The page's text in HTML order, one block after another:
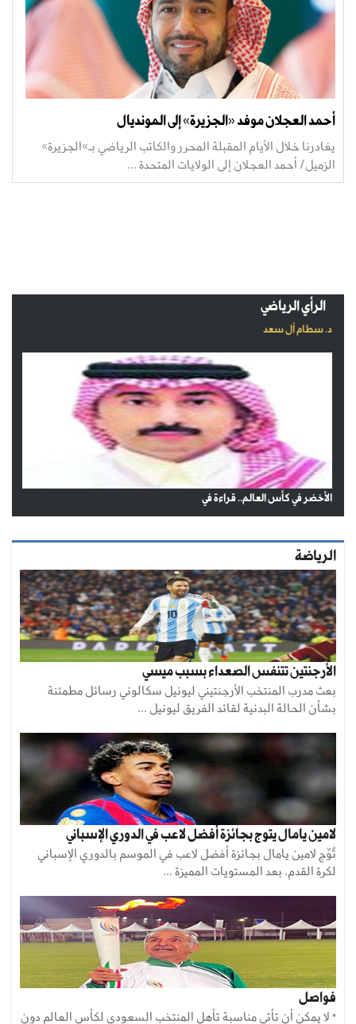
أحمد العجلان موفد «الجزيرة» إلى المونديال
يغادرنا خلال الأيام المقبلة المحرر والكاتب الرياضي بـ»الجزيرة»
الزميل/ أحمد العجلان إلى الولايات المتحدة ...
الرأي الرياضي
د. سطام آل سعد
الأخضر في كأس العالم.. قراءة في
الرياضة
الأرجنتين تتنفس الصعداء بسبب ميسي
بعث مدرب المنتخب الأرجنتيني ليونيل سكالوني رسائل مطمئنة
بشأن الحالة البدنية لقائد الفريق ليونيل ...
لامين يامال يتوج بجائزة أفضل لاعب في الدوري الإسباني
تُوِّج لامين يامال بجائزة أفضل لاعب في الموسم بالدوري الإسباني
لكرة القدم، بعد المستويات المميزة ...
فواصل
* لا يمكن أن تأتي مناسبة تأهل المنتخب السعودي لكأس العالم دون